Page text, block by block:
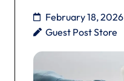
February 18, 2026
Guest Post Store